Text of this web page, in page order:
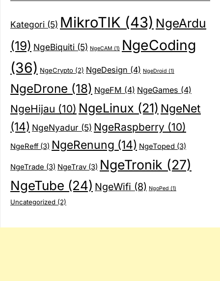
Kategori (5) MikroTIK (43) NgeArdu
(19) NgeBiquiti (5) NgeCAM (1) NgeCoding
(36) NgeCrypto (2) NgeDesign (4) NgeDroid (1)
NgeDrone (18) NgeFM (4) NgeGames (4)
NgeHijau (10) NgeLinux (21) NgeNet
(14) NgeNyadur (5) NgeRaspberry (10)
NgeReff (3) NgeRenung (14) NgeToped (3)
NgeTrade (3) NgeTrav (3) NgeTronik (27)
NgeTube (24) NgeWifi (8) NgoPed (1)
Uncategorized (2)